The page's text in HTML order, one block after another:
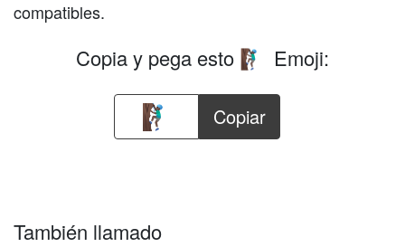
compatibles.
Copia y pega esto 🧗🏿‍♂️ Emoji:
Copiar
También llamado